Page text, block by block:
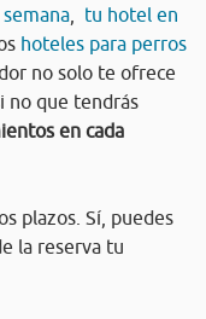
tu hotel en
hoteles para perros
no solo te ofrece
no que tendrás
en cada
plazos. Sí, puedes
la reserva tu